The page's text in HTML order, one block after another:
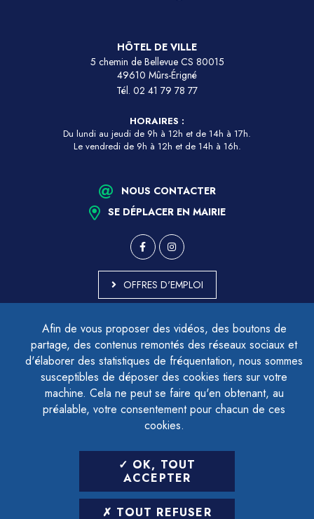
Afin de vous proposer des vidéos, des boutons de
partage, des contenus remontés des réseaux sociaux et
d'élaborer des statistiques de fréquentation, nous sommes
susceptibles de déposer des cookies tiers sur votre
machine. Cela ne peut se faire qu'en obtenant, au
préalable, votre consentement pour chacun de ces
cookies.
OK, TOUT
ACCEPTER
TOUT REFUSER
HÔTEL DE VILLE
5 chemin de Bellevue CS 80015
49610 Mûrs-Érigné
Tél. 02 41 79 78 77
HORAIRES :
Du lundi au jeudi de 9h à 12h et de 14h à 17h.
Le vendredi de 9h à 12h et de 14h à 16h.
NOUS CONTACTER
SE DÉPLACER EN MAIRIE
OFFRES D'EMPLOI
ACCESSIBILITÉ - PARTIELLEMENT CONFORME
PLAN DU SITE
MENTIONS LÉGALES
CONTACTER LE DÉLÉGUÉ À LA PROTECTION DES DONNÉES
GESTION DES COOKIES
LETTRE D'INFORMATION
SAISIR VOTRE ADRESSE E-MAIL
POUR VOUS INSCRIRE :